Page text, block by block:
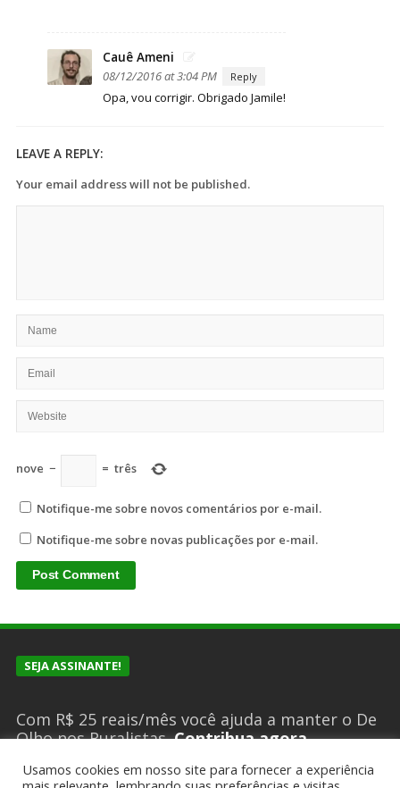
MP
Eliseu
Cauê Ameni
08/12/2016 at 3:04 PM
Reply
Opa, vou corrigir. Obrigado Jamile!
LEAVE A REPLY:
Your email address will not be published.
nove − = três
Notifique-me sobre novos comentários por e-mail.
Notifique-me sobre novas publicações por e-mail.
SEJA ASSINANTE!
Com R$ 25 reais/mês você ajuda a manter o De
Olho nos Ruralistas.Contribua agora
Usamos cookies em nosso site para fornecer a experiência